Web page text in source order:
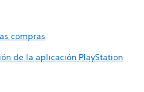
compras
de la aplicación PlayStation